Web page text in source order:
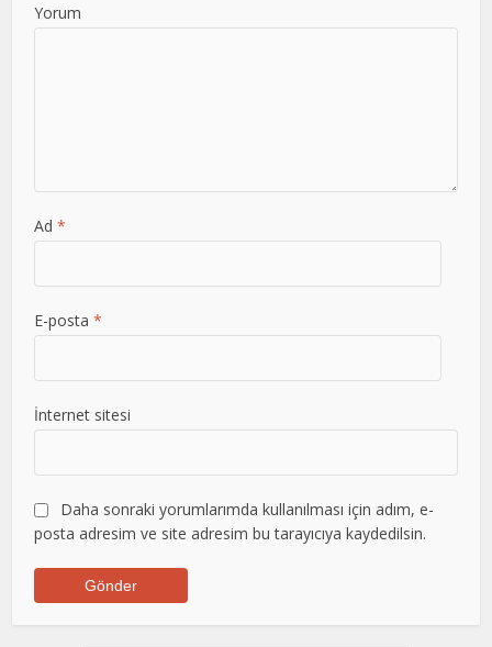
Yorum
Ad*
E-posta*
İnternet sitesi
Daha sonraki yorumlarımda kullanılması için adım, e-
posta adresim ve site adresim bu tarayıcıya kaydedilsin.